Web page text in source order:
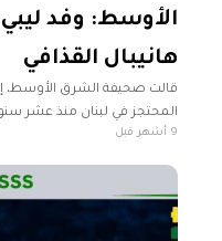
الأوسط: وفد
هانيبال القذافي
قالت صحيفة الشرق الأوسط،
المحتجز في لبنان منذ عشر
زيارة وفد رسمي ليبي إلى
9 أشهر قبل